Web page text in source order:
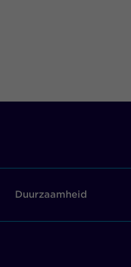
Duurzaamheid